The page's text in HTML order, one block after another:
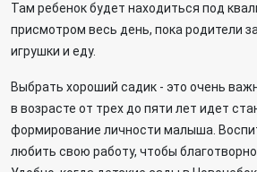
Там ребенок будет находиться под
присмотром весь день, пока родители
игрушки и еду.
Выбрать хороший садик - это очень
в возрасте от трех до пяти лет идет
формирование личности малыша.
любить свою работу, чтобы благотворно